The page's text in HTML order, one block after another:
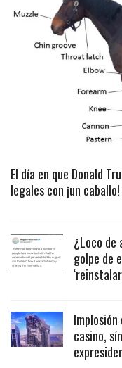
El día en que Donald
legales con ¡un caballo!
¿Loco
golpe de
casino,